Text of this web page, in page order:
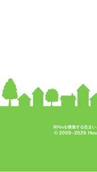
SDGsを推進する住ま
© 2009–2026